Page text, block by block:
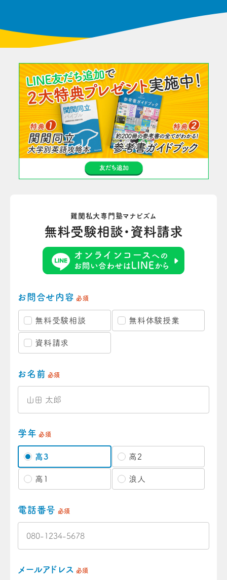
難関私大専門塾マナビズム
無料受験相談・資料請求
お問合せ内容 必須
無料受験相談 無料体験授業
資料請求
お名前 必須
学年 必須
高3 高2
高1 浪人
電話番号 必須
メールアドレス 必須